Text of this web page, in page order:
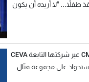
طفلاً... "لا أريده أن يكون
مجموعة CMA CGM عبر شركتها التابعة CEVA